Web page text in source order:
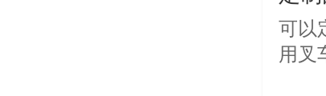
可以
用叉